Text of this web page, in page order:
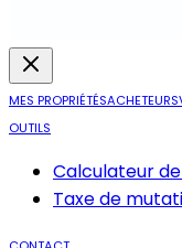
MES PROPRIÉTÉSACHETEURS
OUTILS
Calculateur
Taxe de